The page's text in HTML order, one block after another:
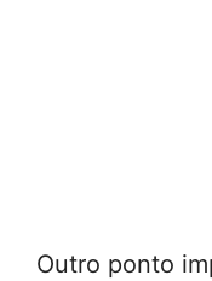
Outro ponto